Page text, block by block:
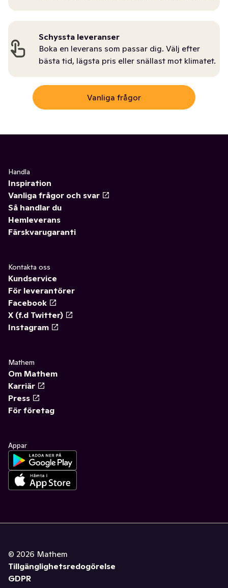
Schyssta leveranser
Boka en leverans som passar dig. Välj efter
bästa tid, lägsta pris eller snällast mot klimatet.
Vanliga frågor
Handla
Inspiration
Vanliga frågor och svar
Så handlar du
Hemleverans
Färskvarugaranti
Kontakta oss
Kundservice
För leverantörer
Facebook
X (f.d Twitter)
Instagram
Mathem
Om Mathem
Karriär
Press
För företag
Appar
© 2026 Mathem
Tillgänglighetsredogörelse
GDPR